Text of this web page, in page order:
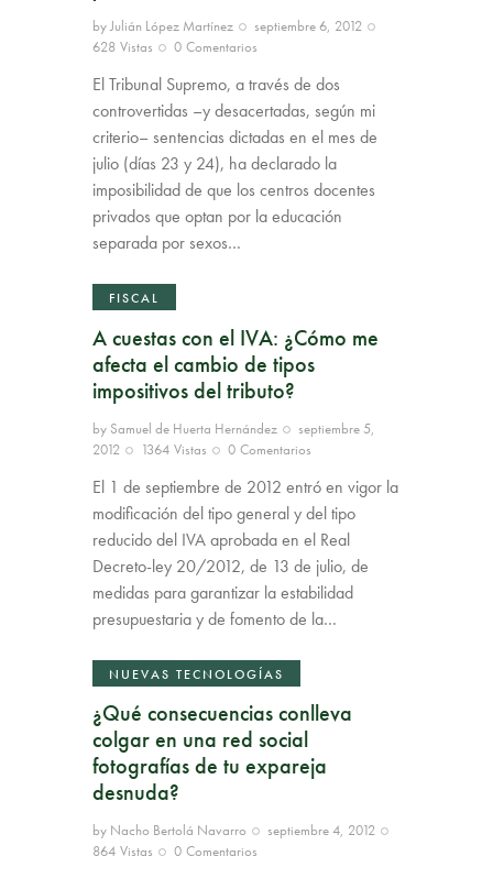
byJulián López Martínez
septiembre 6, 2012
628 Vistas 0 Comentarios
El Tribunal Supremo, a través de dos
controvertidas –y desacertadas, según mi
criterio– sentencias dictadas en el mes de
julio (días 23 y 24), ha declarado la
imposibilidad de que los centros docentes
privados que optan por la educación
separada por sexos…
FISCAL
A cuestas con el IVA: ¿Cómo me
afecta el cambio de tipos
impositivos del tributo?
by Samuel de Huerta Hernández
septiembre 5,
2012
1364 Vistas 0 Comentarios
El 1 de septiembre de 2012 entró en vigor la
modificación del tipo general y del tipo
reducido del IVA aprobada en el Real
Decreto-ley 20/2012, de 13 de julio, de
medidas para garantizar la estabilidad
presupuestaria y de fomento de la…
NUEVAS TECNOLOGÍAS
¿Qué consecuencias conlleva
colgar en una red social
fotografías de tu expareja
desnuda?
by Nacho Bertolá Navarro
septiembre 4, 2012
864 Vistas 0 Comentarios